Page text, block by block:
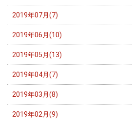
2019年07月(7)
2019年06月(10)
2019年05月(13)
2019年04月(7)
2019年03月(8)
2019年02月(9)